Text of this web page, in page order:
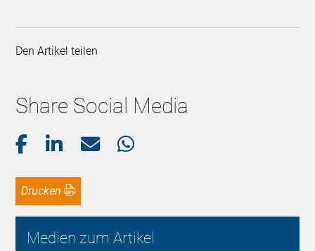
Den Artikel teilen
Share Social Media
Drucken
Medien zum Artikel